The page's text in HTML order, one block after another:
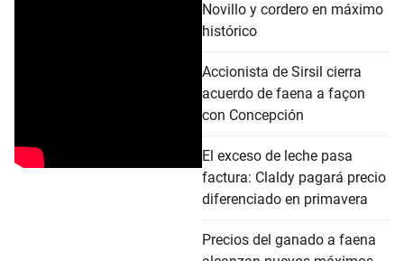
Novillo y cordero en máximo
histórico
Accionista de Sirsil cierra
acuerdo de faena a façon
con Concepción
El exceso de leche pasa
factura: Claldy pagará precio
diferenciado en primavera
Precios del ganado a faena